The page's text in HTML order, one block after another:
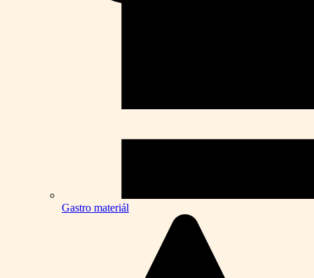
Gastro materiál